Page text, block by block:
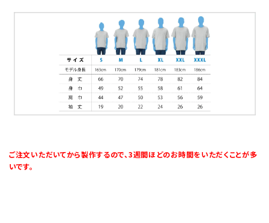
ご注文いただいてから製作するので、3週間ほどのお時間をいただくことが多
いです。